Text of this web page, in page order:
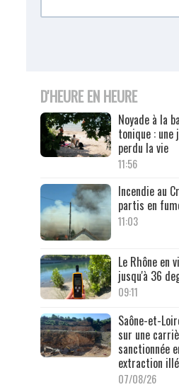
D'HEURE EN HEURE
Noyade à la
tonique : une
perdu la vie
11:56
Incendie au
partis en
11:03
Le Rhône en
jusqu'à 36
09:11
Saône-et-
sur une
sanctionnée
extraction
07/08/26